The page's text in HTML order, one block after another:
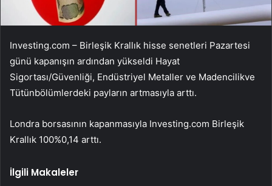
Investing.com – Birleşik Krallık hisse senetleri Pazartesi
günü kapanışın ardından yükseldi Hayat
Sigortası/Güvenliği, Endüstriyel Metaller ve Madencilikve
Tütünbölümlerdeki payların artmasıyla arttı.
Londra borsasının kapanmasıyla Investing.com Birleşik
Krallık 100%0,14 arttı.
İlgili Makaleler